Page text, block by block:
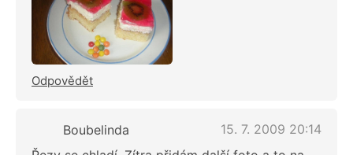
Odpovědět
Boubelinda
15. 7. 2009 20:14